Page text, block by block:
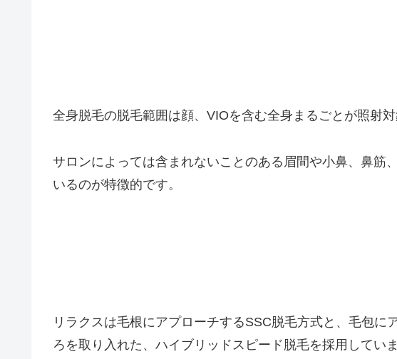
全身脱毛の脱毛範囲は顔、VIOを含む全身まるごとが照射対
サロンによっては含まれないことのある眉間や小鼻、鼻筋
いるのが特徴的です。
リラクスは毛根にアプローチするSSC脱毛方式と、毛包に
ろを取り入れた、ハイブリッドスピード脱毛を採用していま